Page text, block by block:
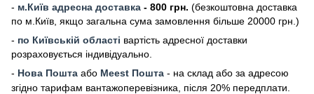
- м.Київ адресна доставка - 800 грн. (безкоштовна доставка
по м.Київ, якщо загальна сума замовлення більше 20000 грн .)
- по Київській області вартість адресної доставки
розраховується індивідуально.
- Нова Пошта або Meest Пошта - на склад або за адресою
згідно тарифам вантажоперевізника, після 20% передплати.